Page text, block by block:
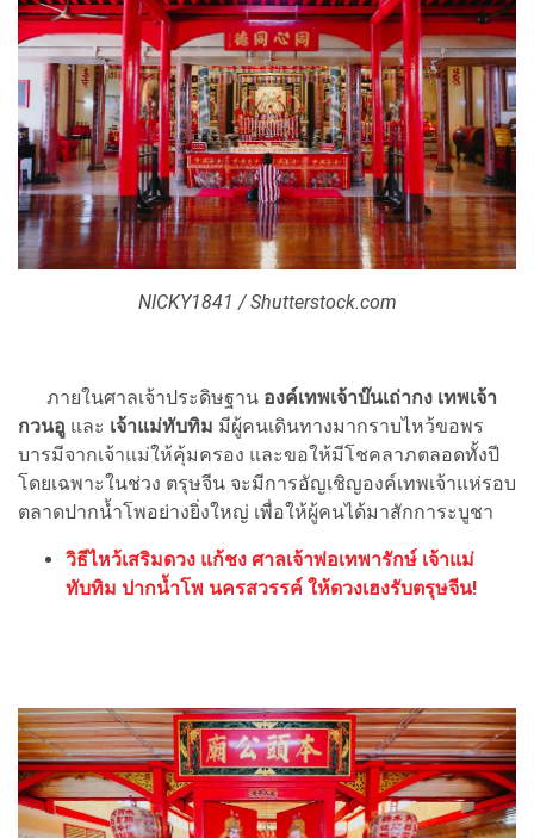
NICKY1841 / Shutterstock.com
ภายในศาลเจ้าประดิษฐาน องค์เทพเจ้าบ๊นเถ่ากง เทพเจ้า
กวนอู และ เจ้าแม่ทับทิม มีผู้คนเดินทางมากราบไหว้ขอพร
บารมีจากเจ้าแม่ให้คุ้มครอง และขอให้มีโชคลาภตลอดทั้งปี
โดยเฉพาะในช่วง ตรุษจีน จะมีการอัญเชิญองค์เทพเจ้าแห่รอบ
ตลาดปากน้ำโพอย่างยิ่งใหญ่ เพื่อให้ผู้คนได้มาสักการะบูชา
วิธีไหว้เสริมดวง แก้ชง ศาลเจ้าพ่อเทพารักษ์ เจ้าแม่
ทับทิม ปากน้ำโพ นครสวรรค์ ให้ดวงเฮงรับตรุษจีน!